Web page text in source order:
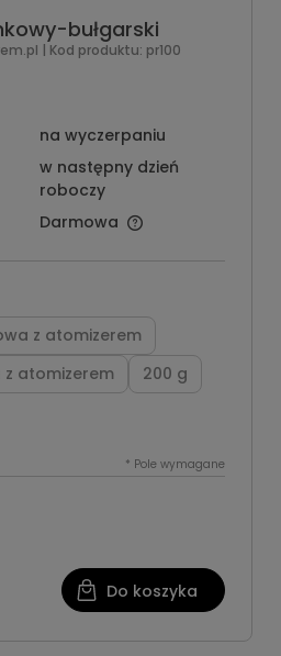
bułgarski
| Kod produktu: pr100
na wyczerpaniu
w następny dzień
roboczy
Darmowa
z atomizerem
z atomizerem
200 g
* Pole wymagane
Do koszyka